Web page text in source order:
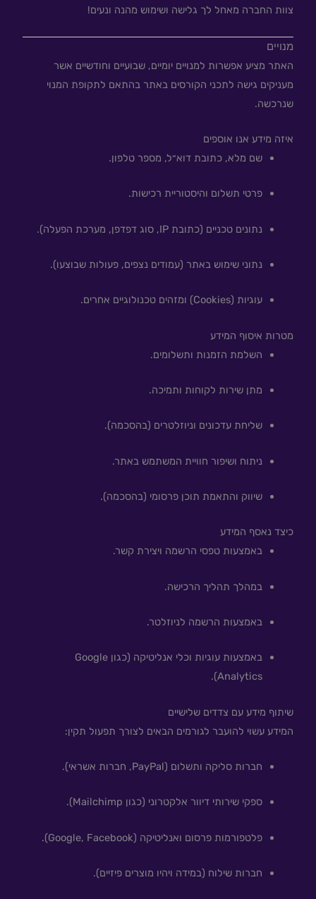
צוות החברה מאחל לך גלישה ושימוש מהנה ונעים!
מנויים
האתר מציע אפשרות למנויים יומיים, שבועיים וחודשיים אשר
מעניקים גישה לתכני הקורסים באתר בהתאם לתקופת המנוי
שנרכשה.
איזה מידע אנו אוספים
שם מלא, כתובת דוא״ל, מספר טלפון.
פרטי תשלום והיסטוריית רכישות.
נתונים טכניים (כתובת IP, סוג דפדפן, מערכת הפעלה).
נתוני שימוש באתר (עמודים נצפים, פעולות שבוצעו).
עוגיות (Cookies) ומזהים טכנולוגיים אחרים.
מטרות איסוף המידע
השלמת הזמנות ותשלומים.
מתן שירות לקוחות ותמיכה.
שליחת עדכונים וניוזלטרים (בהסכמה).
ניתוח ושיפור חוויית המשתמש באתר.
שיווק והתאמת תוכן פרסומי (בהסכמה).
כיצד נאסף המידע
באמצעות טפסי הרשמה ויצירת קשר.
במהלך תהליך הרכישה.
באמצעות הרשמה לניוזלטר.
באמצעות עוגיות וכלי אנליטיקה (כגון Google
Analytics).
שיתוף מידע עם צדדים שלישיים
המידע עשוי להועבר לגורמים הבאים לצורך תפעול תקין:
חברות סליקה ותשלום (PayPal, חברות אשראי).
ספקי שירותי דיוור אלקטרוני (כגון Mailchimp).
פלטפורמות פרסום ואנליטיקה (Google, Facebook).
חברות שילוח (במידה ויהיו מוצרים פיזיים).